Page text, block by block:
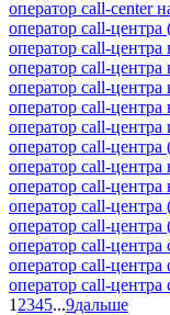
оператор call-center
оператор call-центра
оператор call-центра
оператор call-
оператор call-центра
оператор call-
оператор call-центра
оператор call-
оператор call-
оператор call-центра
оператор call-центра
оператор call-
оператор call-центра
оператор call-центра
оператор call-центра
1 2345...9дальше